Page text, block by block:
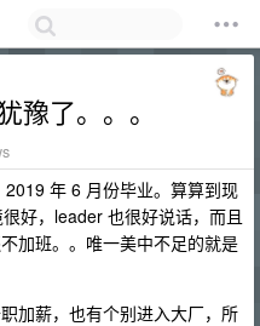
豫了。。。
年 6 月份毕业。算算到现
好，leader 也很好说话，而且
加班。。唯一美中不足的就是
加薪，也有个别进入大厂，所